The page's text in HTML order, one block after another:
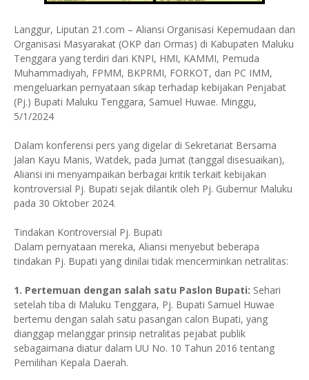
Langgur, Liputan 21.com – Aliansi Organisasi Kepemudaan dan
Organisasi Masyarakat (OKP dan Ormas) di Kabupaten Maluku
Tenggara yang terdiri dari KNPI, HMI, KAMMI, Pemuda
Muhammadiyah, FPMM, BKPRMI, FORKOT, dan PC IMM,
mengeluarkan pernyataan sikap terhadap kebijakan Penjabat
(Pj.) Bupati Maluku Tenggara, Samuel Huwae. Minggu,
5/1/2024
Dalam konferensi pers yang digelar di Sekretariat Bersama
Jalan Kayu Manis, Watdek, pada Jumat (tanggal disesuaikan),
Aliansi ini menyampaikan berbagai kritik terkait kebijakan
kontroversial Pj. Bupati sejak dilantik oleh Pj. Gubernur Maluku
pada 30 Oktober 2024.
Tindakan Kontroversial Pj. Bupati
Dalam pernyataan mereka, Aliansi menyebut beberapa
tindakan Pj. Bupati yang dinilai tidak mencerminkan netralitas:
1. Pertemuan dengan salah satu Paslon Bupati: Sehari
setelah tiba di Maluku Tenggara, Pj. Bupati Samuel Huwae
bertemu dengan salah satu pasangan calon Bupati, yang
dianggap melanggar prinsip netralitas pejabat publik
sebagaimana diatur dalam UU No. 10 Tahun 2016 tentang
Pemilihan Kepala Daerah.